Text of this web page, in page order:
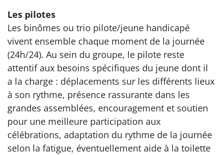
Les pilotes
Les binômes ou trio pilote/jeune handicapé
vivent ensemble chaque moment de la journée
(24h/24). Au sein du groupe, le pilote reste
attentif aux besoins spécifiques du jeune dont il
a la charge : déplacements sur les différents lieux
à son rythme, présence rassurante dans les
grandes assemblées, encouragement et soutien
pour une meilleure participation aux
célébrations, adaptation du rythme de la journée
selon la fatigue, éventuellement aide à la toilette